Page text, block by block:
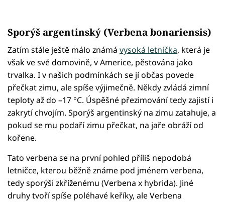
Sporýš argentinský (Verbena bonariensis)
Zatím stále ještě málo známá vysoká letnička, která je
však ve své domovině, v Americe, pěstována jako
trvalka. I v našich podmínkách se jí občas povede
přečkat zimu, ale spíše výjimečně. Někdy zvládá zimní
teploty až do –17 °C. Úspěšné přezimování tedy zajistí i
zakrytí chvojím. Sporýš argentinský na zimu zatahuje, a
pokud se mu podaří zimu přečkat, na jaře obráží od
kořene.
Tato verbena se na první pohled příliš nepodobá
letničce, kterou běžně známe pod jménem verbena,
tedy sporýši zkříženému (Verbena x hybrida). Jiné
druhy tvoří spíše poléhavé keříky, ale Verbena